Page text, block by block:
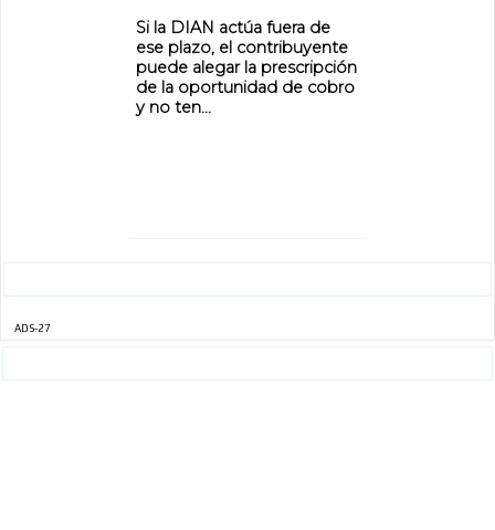
Si la DIAN actúa fuera de
ese plazo, el contribuyente
puede alegar la prescripción
de la oportunidad de cobro
y no ten...
ADS-27